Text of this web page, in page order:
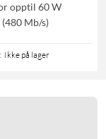
opptil 60 W
(480 Mb/s)
: Ikke på lager